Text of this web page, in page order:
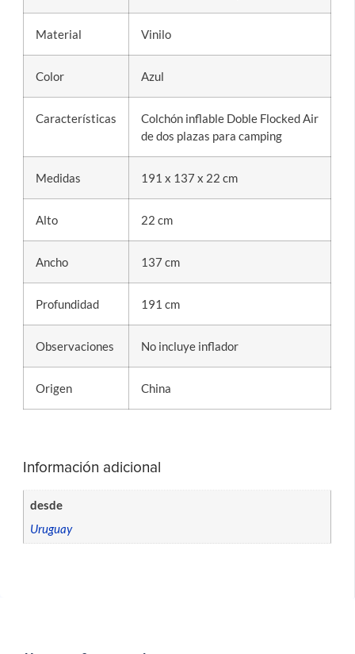
Material Vinilo
Color Azul
Características
Colchón inflable Doble Flocked Air
de dos plazas para camping
Medidas 191 x 137 x 22 cm
Alto 22 cm
Ancho 137 cm
Profundidad 191 cm
Observaciones No incluye inflador
Origen China
Información adicional
desde
Uruguay